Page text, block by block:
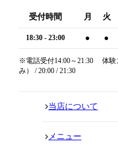
受付時間 月 火
18:30 - 23:00 ● ●
※電話受付14:00～21:30 体験
み） / 20:00 / 21:30
当店について
メニュー